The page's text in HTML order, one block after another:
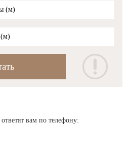
вам по телефону: